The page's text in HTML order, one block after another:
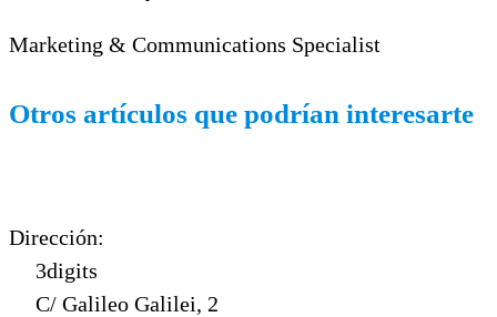
Marketing & Communications Specialist
Otros artículos que podrían interesarte
Dirección:
3digits
C/ Galileo Galilei, 2